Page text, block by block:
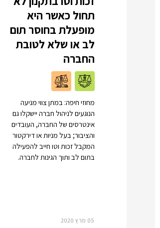
תחול כאשר היא
מופעלת בחוסר תום
לב או שלא לטובת
החברה
מחוזי חיפה: במתן צווי מניעה
הנוגעים לניהול חברה יישקלו גם
אינטרסים של החברה, העובדים
והציבור; בעל מניות או דירקטור
המקבל זכות וטו חייב להפעילה
בתום לב ותוך הגינות לחברה.
05 מרץ 2020